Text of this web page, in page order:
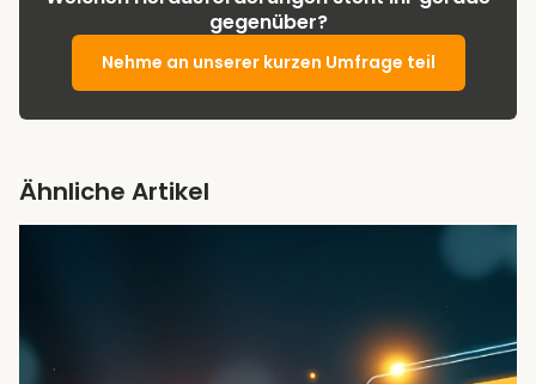
gegenüber?
Nehme an unserer kurzen Umfrage teil
Ähnliche Artikel